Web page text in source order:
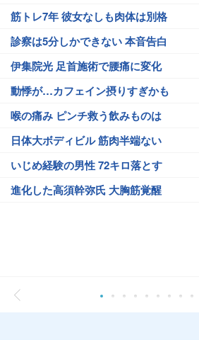
筋トレ7年 彼女なしも肉体は別格
診察は5分しかできない 本音告白
伊集院光 足首施術で腰痛に変化
動悸が…カフェイン摂りすぎかも
喉の痛み ピンチ救う飲みものは
日体大ボディビル 筋肉半端ない
いじめ経験の男性 72キロ落とす
進化した高須幹弥氏 大胸筋覚醒